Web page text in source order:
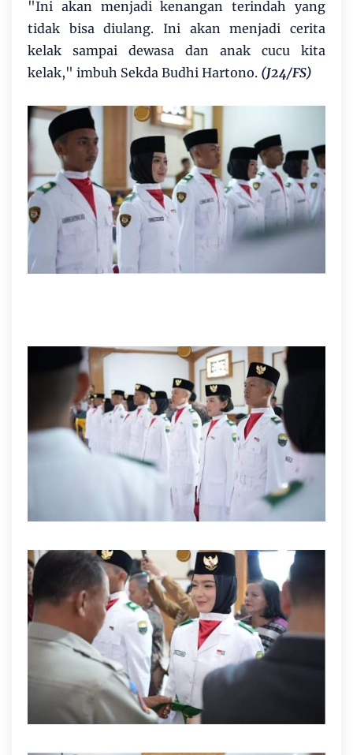
"Ini akan menjadi kenangan terindah yang
tidak bisa diulang. Ini akan menjadi cerita
kelak sampai dewasa dan anak cucu kita
kelak," imbuh Sekda Budhi Hartono. (J24/FS)